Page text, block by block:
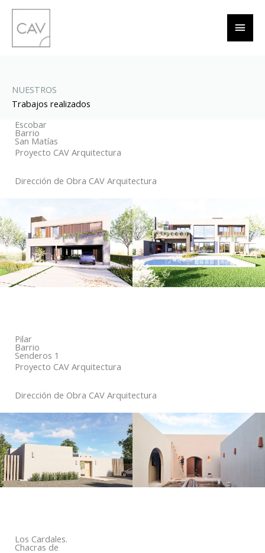
contenido
NUESTROS
Trabajos realizados
Escobar
Barrio
San Matías
Proyecto CAV Arquitectura
Dirección de Obra CAV Arquitectura
Pilar
Barrio
Senderos 1
Proyecto CAV Arquitectura
Dirección de Obra CAV Arquitectura
Los Cardales.
Chacras de